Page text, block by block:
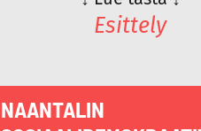
Esittely
NAANTALIN